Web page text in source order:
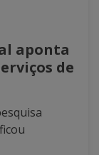
aponta
de